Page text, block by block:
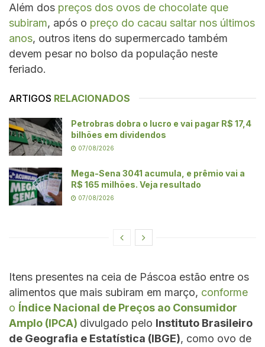
Além dos preços dos ovos de chocolate que
subiram, após o preço do cacau saltar nos últimos
anos, outros itens do supermercado também
devem pesar no bolso da população neste
feriado.
ARTIGOS RELACIONADOS
Petrobras dobra o lucro e vai pagar R$ 17,4
bilhões em dividendos
07/08/2026
Mega-Sena 3041 acumula, e prêmio vai a
R$ 165 milhões. Veja resultado
07/08/2026
Itens presentes na ceia de Páscoa estão entre os
alimentos que mais subiram em março, conforme
o Índice Nacional de Preços ao Consumidor
Amplo (IPCA) divulgado pelo Instituto Brasileiro
de Geografia e Estatística (IBGE), como ovo de